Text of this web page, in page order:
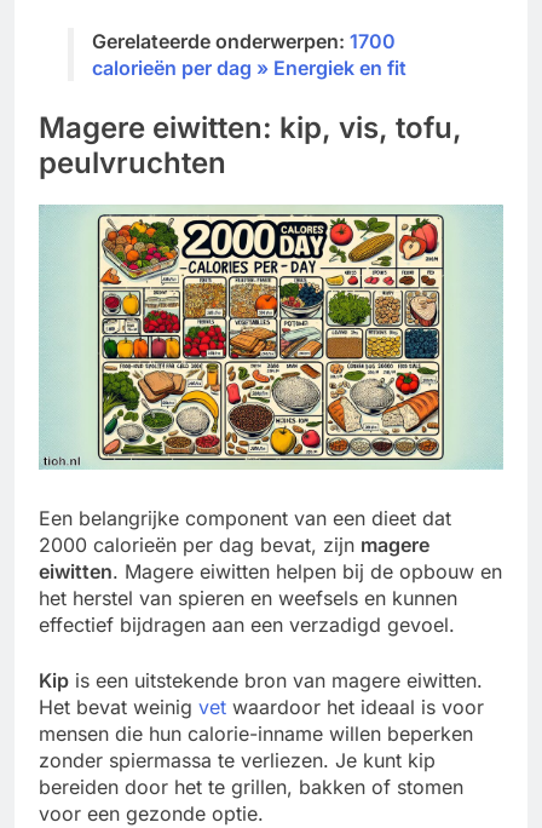
Gerelateerde onderwerpen: 1700
calorieën per dag » Energiek en fit
Magere eiwitten: kip, vis, tofu,
peulvruchten
Een belangrijke component van een dieet dat
2000 calorieën per dag bevat, zijn magere
eiwitten. Magere eiwitten helpen bij de opbouw en
het herstel van spieren en weefsels en kunnen
effectief bijdragen aan een verzadigd gevoel.
Kip is een uitstekende bron van magere eiwitten.
Het bevat weinig vet waardoor het ideaal is voor
mensen die hun calorie-inname willen beperken
zonder spiermassa te verliezen. Je kunt kip
bereiden door het te grillen, bakken of stomen
voor een gezonde optie.